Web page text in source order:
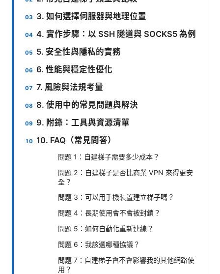
3. 如何選擇伺服器與地理位置
4. 實作步驟：以 SSH 隧道與 SOCKS5 為例
5. 安全性與隱私的實務
6. 性能與穩定性優化
7. 風險與法規考量
8. 使用中的常見問題與解決
9. 附錄：工具與資源清單
10. FAQ（常見問答）
問題 1：自建梯子需要多少成本？
問題 2：自建梯子是否比商業 VPN 來得更安
全？
問題 3：可以用手機裝置建立梯子嗎？
問題 4：長期使用會不會被封鎖？
問題 5：如何自動化重新連線？
問題 6：我該選哪種協議？
問題 7：自建梯子會不會影響我的其他網路使
用？